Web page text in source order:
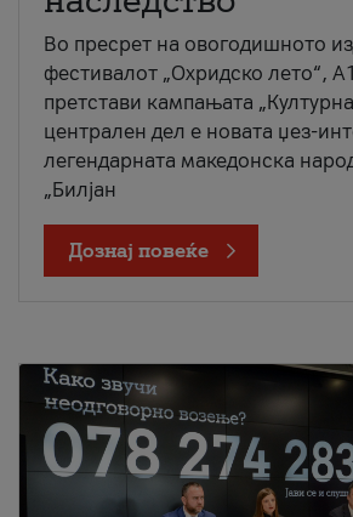
Во пресрет на овогодишното
фестивалот „Охридско лето“,
претстави кампањата
централен дел е новата џез-
легендарната македонска
„Билјан
Дознај повеќе